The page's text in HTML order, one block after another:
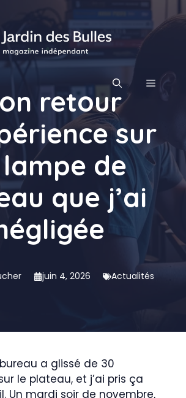
MENU
retour
sur
de
que j’ai
juin 4, 2026 Actualités
a glissé de 30
le plateau, et j’ai pris ça
Un mardi soir de novembre,